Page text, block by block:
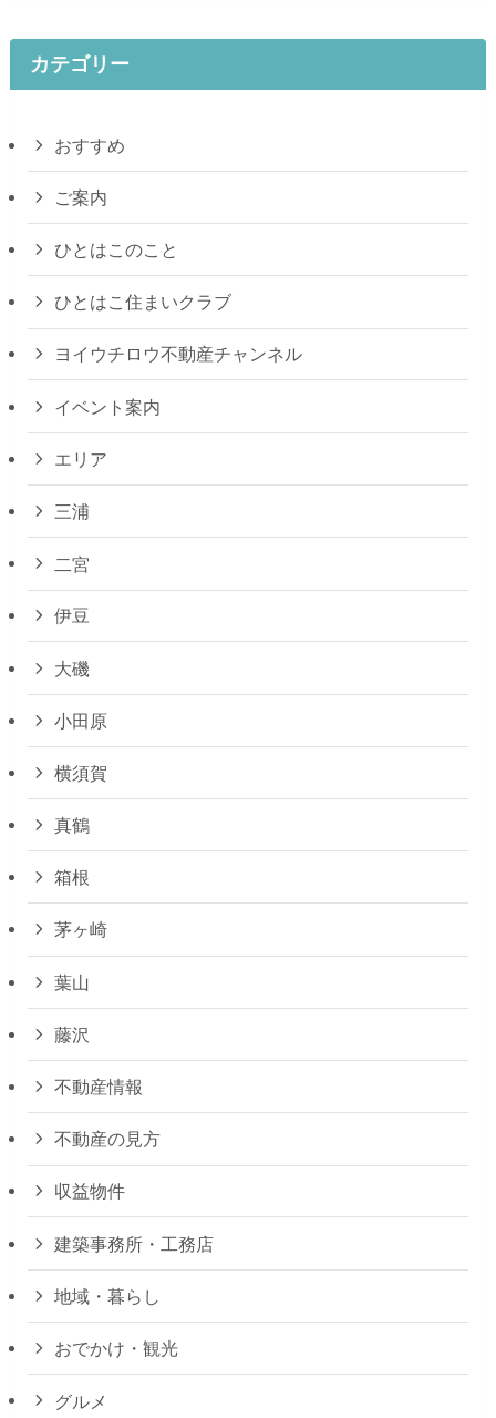
カテゴリー
おすすめ
ご案内
ひとはこのこと
ひとはこ住まいクラブ
ヨイウチロウ不動産チャンネル
イベント案内
エリア
三浦
二宮
伊豆
大磯
小田原
横須賀
真鶴
箱根
茅ヶ崎
葉山
藤沢
不動産情報
不動産の見方
収益物件
建築事務所・工務店
地域・暮らし
おでかけ・観光
グルメ